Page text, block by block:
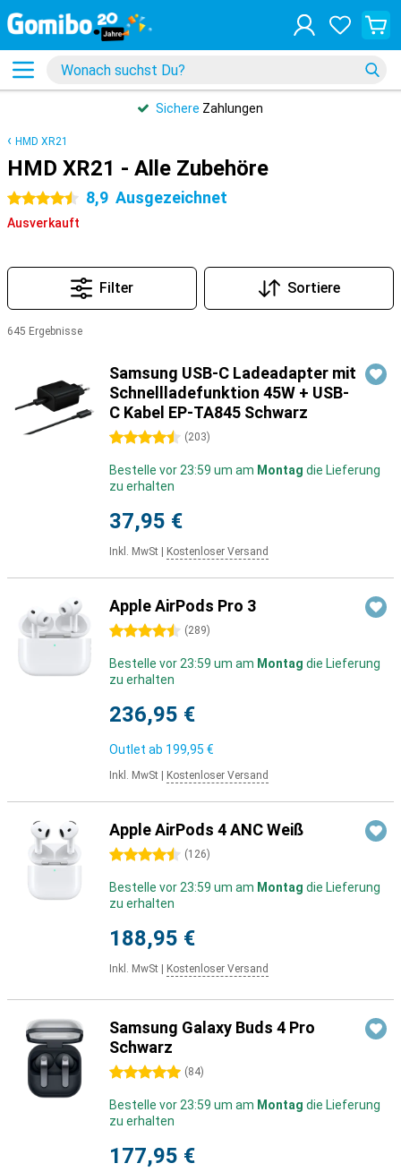
Sichere Zahlungen
HMD XR21
HMD XR21 - Alle Zubehöre
4.5 Sterne 8,9 Ausgezeichnet
Ausverkauft
Filter Sortiere
645 Ergebnisse
Samsung USB-C Ladeadapter mit
Schnellladefunktion 45W + USB-
C Kabel EP-TA845 Schwarz
4.5 Sterne (203)
Bestelle vor 23:59 um am Montag die Lieferung
zu erhalten
37,95 €
Inkl. MwSt Kostenloser Versand
Apple AirPods Pro 3
4.5 Sterne (289)
Bestelle vor 23:59 um am Montag die Lieferung
zu erhalten
236,95 €
Outlet ab 199,95 €
Inkl. MwSt Kostenloser Versand
Apple AirPods 4 ANC Weiß
4.5 Sterne (126)
Bestelle vor 23:59 um am Montag die Lieferung
zu erhalten
188,95 €
Inkl. MwSt Kostenloser Versand
Samsung Galaxy Buds 4 Pro
Schwarz
5 Sterne (84)
Bestelle vor 23:59 um am Montag die Lieferung
zu erhalten
177,95 €